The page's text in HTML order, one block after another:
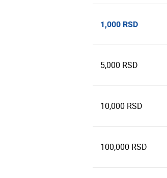
1,000 RSD
5,000 RSD
10,000 RSD
100,000 RSD